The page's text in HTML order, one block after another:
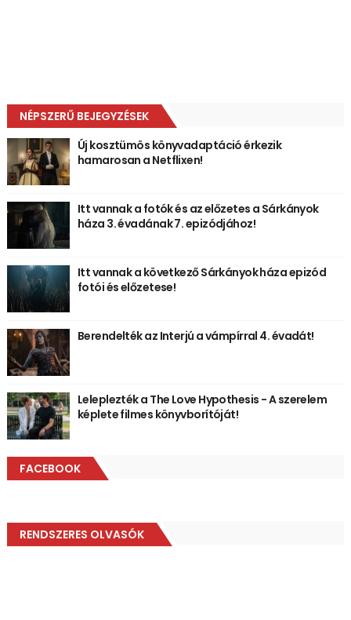
NÉPSZERŰ BEJEGYZÉSEK
Új kosztümös könyvadaptáció érkezik
hamarosan a Netflixen!
Itt vannak a fotók és az előzetes a Sárkányok
háza 3. évadának 7. epizódjához!
Itt vannak a következő Sárkányok háza epizód
fotói és előzetese!
Berendelték az Interjú a vámpírral 4. évadát!
Leleplezték a The Love Hypothesis - A szerelem
képlete filmes könyvborítóját!
FACEBOOK
RENDSZERES OLVASÓK